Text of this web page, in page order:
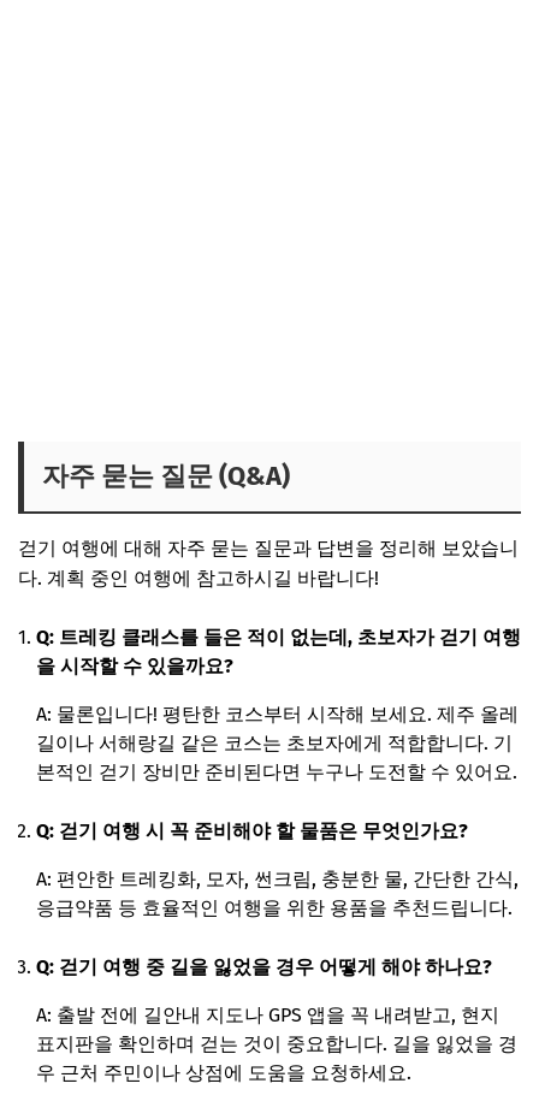
자주 묻는 질문 (Q&A)
걷기 여행에 대해 자주 묻는 질문과 답변을 정리해 보았습니
다. 계획 중인 여행에 참고하시길 바랍니다!
Q: 트레킹 클래스를 들은 적이 없는데, 초보자가 걷기 여행
을 시작할 수 있을까요?
A: 물론입니다! 평탄한 코스부터 시작해 보세요. 제주 올레
길이나 서해랑길 같은 코스는 초보자에게 적합합니다. 기
본적인 걷기 장비만 준비된다면 누구나 도전할 수 있어요.
Q: 걷기 여행 시 꼭 준비해야 할 물품은 무엇인가요?
A: 편안한 트레킹화, 모자, 썬크림, 충분한 물, 간단한 간식,
응급약품 등 효율적인 여행을 위한 용품을 추천드립니다.
Q: 걷기 여행 중 길을 잃었을 경우 어떻게 해야 하나요?
A: 출발 전에 길안내 지도나 GPS 앱을 꼭 내려받고, 현지
표지판을 확인하며 걷는 것이 중요합니다. 길을 잃었을 경
우 근처 주민이나 상점에 도움을 요청하세요.